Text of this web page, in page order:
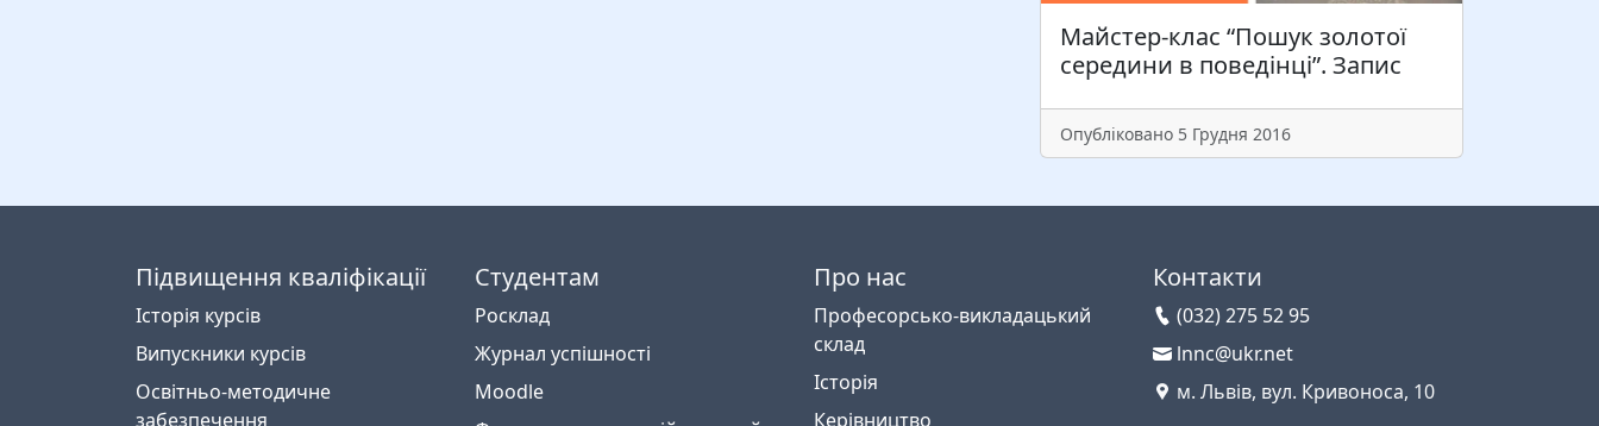
Майстер-клас “Пошук золотої
середини в поведінці”. Запис
Опубліковано 5 Грудня 2016
Підвищення кваліфікації
Історія курсів
Випускники курсів
Освітньо-методичне
забезпечення
Студентам
Росклад
Журнал успішності
Moodle
Про нас
Професорсько-викладацький
склад
Історія
Керівництво
Контакти
(032) 275 52 95
lnnc@ukr.net
м. Львів, вул. Кривоноса, 10